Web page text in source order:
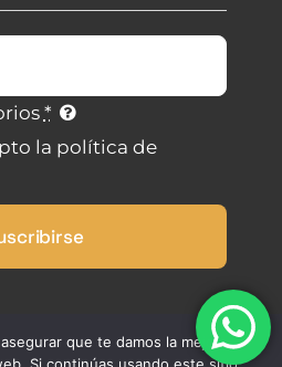
*
la política de
que te damos la mejor